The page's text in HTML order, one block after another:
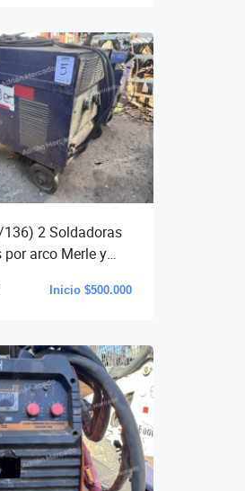
136) 2 Soldadoras
por arco Merle y
Inicio $500.000